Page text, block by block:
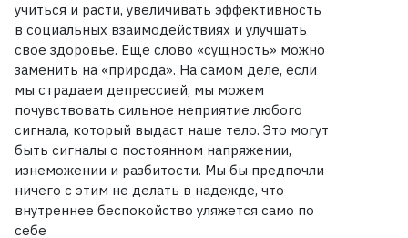
учиться и расти, увеличивать эффективность
в социальных взаимодействиях и улучшать
свое здоровье. Еще слово «сущность» можно
заменить на «природа». На самом деле, если
мы страдаем депрессией, мы можем
почувствовать сильное неприятие любого
сигнала, который выдаст наше тело. Это могут
быть сигналы о постоянном напряжении,
изнеможении и разбитости. Мы бы предпочли
ничего с этим не делать в надежде, что
внутреннее беспокойство уляжется само по
себе